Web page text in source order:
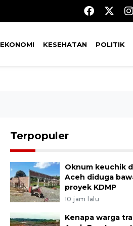
EKONOMI KESEHATAN POLITIK
Terpopuler
Oknum keuchik
Aceh diduga
proyek KDMP
10 jam lalu
Kenapa warga